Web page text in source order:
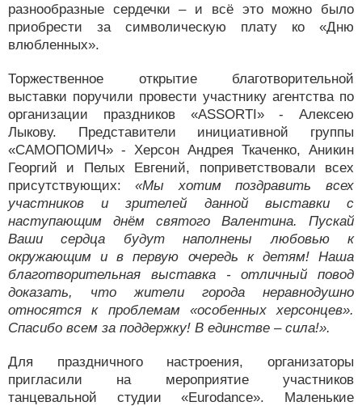
разнообразные сердечки – и всё это можно было
приобрести за символическую плату ко «Дню
влюбленных».
Торжественное открытие благотворительной
выставки поручили провести участнику агентства по
организации праздников «ASSORTI» - Алексею
Лыкову. Представители инициативной группы
«САМОПОМИЧ» - Херсон Андрея Ткаченко, Аникин
Георгий и Пелых Евгений, поприветствовали всех
присутствующих: «Мы хотим поздравить всех
участников и зрителей данной выставки с
наступающим днём святого Валентина. Пускай
Ваши сердца будут наполнены любовью к
окружающим и в первую очередь к детям! Наша
благотворительная выставка - отличный повод
доказать, что жители города неравнодушно
относятся к проблемам «особенных херсонцев».
Спасибо всем за поддержку! В единстве – сила!».
Для праздничного настроения, организаторы
пригласили на мероприятие участников
танцевальной студии «Eurodance». Маленькие